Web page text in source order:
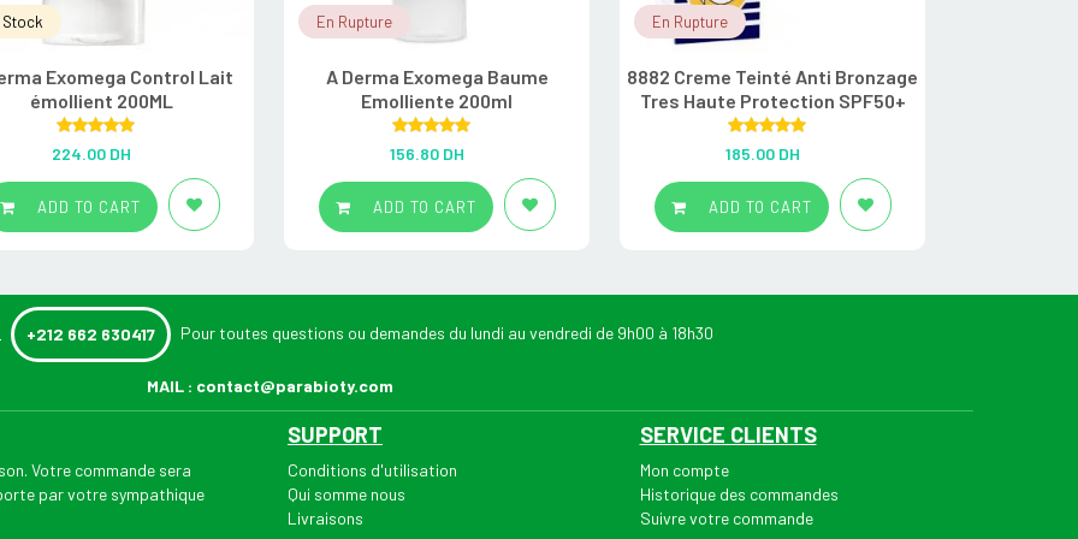
Stock
Exomega Control Lait
émollient 200ML
Rated 5.00
out of 5
224.00 DH
ADD TO CART
En Rupture
A Derma Exomega Baume
Emolliente 200ml
Rated 5.00
out of 5
156.80 DH
ADD TO CART
En Rupture
8882 Creme Teinté Anti Bronzage
Tres Haute Protection SPF50+
Rated 5.00
out of 5
185.00 DH
ADD TO CART
+212 662 630417 Pour toutes questions ou demandes du lundi au vendredi de 9h00 à 18h30
MAIL : contact@parabioty.com
Votre commande sera
par votre sympathique
SUPPORT
Conditions d'utilisation
Qui somme nous
Livraisons
SERVICE CLIENTS
Mon compte
Historique des commandes
Suivre votre commande